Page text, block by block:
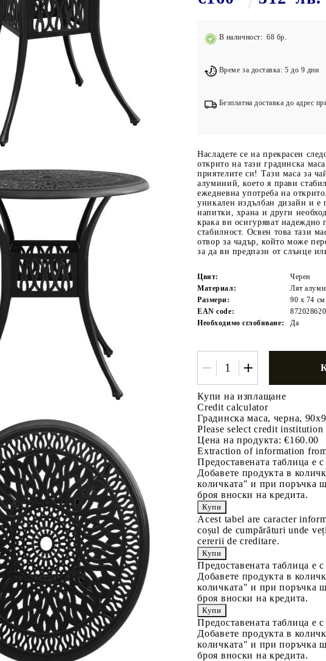
Подложки за фитнес уреди
Лостове за набиране
Силови кули
Йога и пилатес
В наличност: 68 бр.
Време за доставка: 5 до 9 дни
Безплатна доставка до адрес
Насладете се на прекрасен
открито на тази градинска
приятелите си! Тази маса за
алуминий, което я прави
ежедневна употреба на
уникален издълбан дизайн и е
напитки, храна и други
крака ви осигуряват надеждно
стабилност. Освен това тази
отвор за чадър, който може
за да ви предпази от слънце
Цвят:
Черен
Материал:
Лят
Размери:
90 x 74
EAN code:
Необходимо сглобяване:
Да
Купи на изплащане
Credit calculator
Градинска маса, черна,
Please select credit institution
Цена на продукта: €160.00
Extraction of information
Предоставената таблица е
Добавете продукта в
количката" и при поръчка
броя вноски на кредита.
Acest tabel are caracter
coșul de cumpărături unde
cererii de creditare.
Предоставената таблица е
Добавете продукта в
количката" и при поръчка
броя вноски на кредита.
Предоставената таблица е
Добавете продукта в
количката" и при поръчка
броя вноски на кредита.